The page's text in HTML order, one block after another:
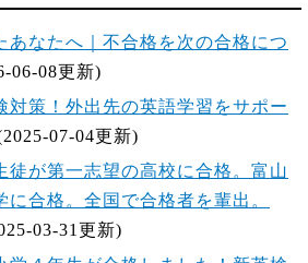
あなたへ｜不合格を次の合格につ
06-08更新)
対策！外出先の英語学習をサポー
07-04更新)
徒が第一志望の高校に合格。富山
に合格。全国で合格者を輩出。
03-31更新)